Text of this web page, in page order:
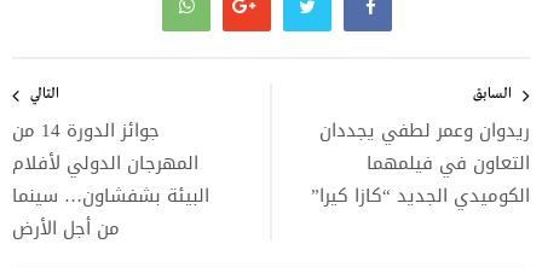
المقالات
السابق
ريدوان وعمر لطفي يجددان
التعاون في فيلمهما
الكوميدي الجديد “كازا كيرا”
التالي
جوائز الدورة 14 من
المهرجان الدولي لأفلام
البيئة بشفشاون… سينما
من أجل الأرض